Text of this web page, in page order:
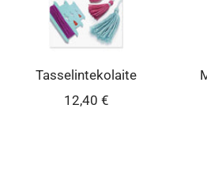
Tasselintekolaite
Alennushinta
12,40 €